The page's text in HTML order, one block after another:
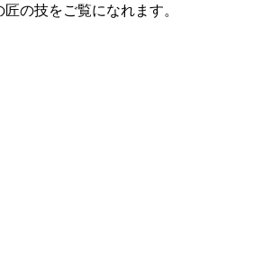
の技をご覧になれます。